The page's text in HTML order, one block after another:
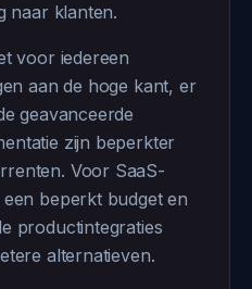
naar klanten.
voor iedereen
aan de hoge kant, er
geavanceerde
zijn beperkter
Voor SaaS-
beperkt budget en
productintegraties
alternatieven.